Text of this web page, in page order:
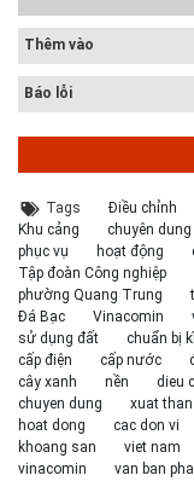
Thêm vào
Báo lỗi
Tags Điều chỉnh
Khu cảng
chuyên dung
phục vụ
hoạt động
Tập đoàn Công nghiệp
phường Quang Trung
Đá Bạc
Vinacomin
sử dụng đất
chuẩn bị
cấp điện
cấp nước
cây xanh
nền dieu
chuyen dung
xuat than
hoat dong
cac don vi
khoang san
viet nam
vinacomin
van ban